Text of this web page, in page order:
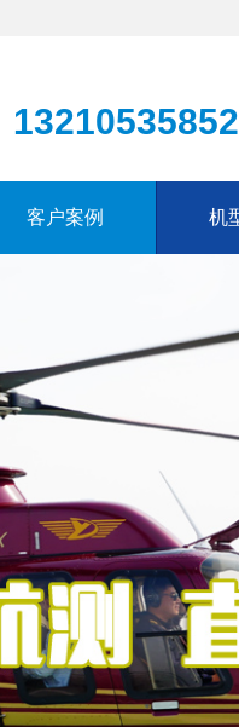
13210535852
客户案例 机